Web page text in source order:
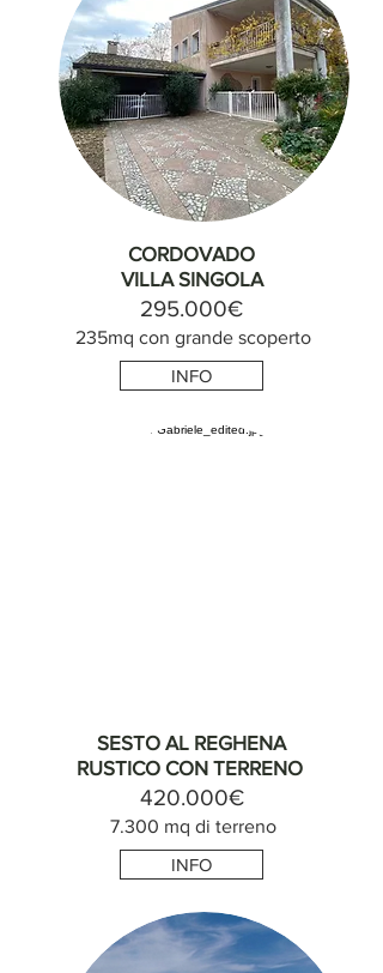
CORDOVADO
VILLA SINGOLA
295.000€
235mq con grande scoperto
INFO
SESTO AL REGHENA
RUSTICO CON TERRENO
420.000€
7.300 mq di terreno
INFO